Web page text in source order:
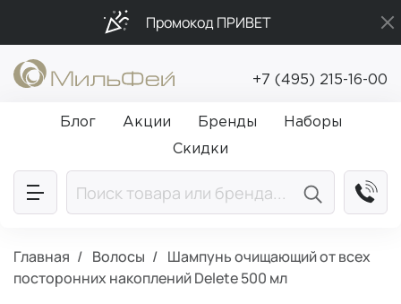
Промокод ПРИВЕТ
Бесплатная доставка от 5 000₽
Подарки в каждый заказ от 5 000₽
+7 (495) 215-16-00
Блог Акции Бренды
Наборы
Скидки
Главная Волосы
Шампунь очищающий от всех
посторонних накоплений Delete 500 мл